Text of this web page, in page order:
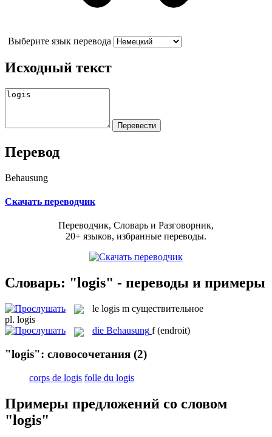
Выберите язык перевода
Исходный текст
Перевод
Behausung
Скачать переводчик
Переводчик, Словарь и Разговорник,
20+ языков, избранные переводы.
Словарь: "logis" - переводы и примеры
le logis m существительное
pl. logis
die Behausung f (endroit)
"logis": словосочетания (2)
corps de logis folle du logis
Примеры предложений со словом
"logis"